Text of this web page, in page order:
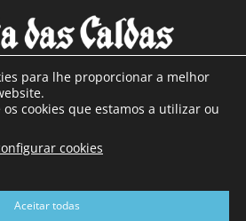
NÓS
da Rainha e mais de 90 anos de
com mais de 40.000 leitores por
Jornal com distribuição em Portugal
para lhe proporcionar a melhor
cookies que estamos a utilizar ou
cookies
Aceitar todas